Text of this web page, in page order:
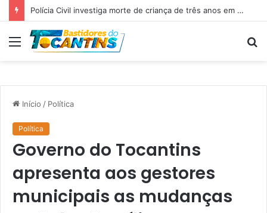
Polícia Civil investiga morte de criança de três anos em Palmas; pai é suspeito de agressão
Menu
Início / Política
Política
Governo do Tocantins
apresenta aos gestores
municipais as mudanças